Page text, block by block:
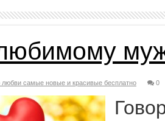
любви самые новые и красивые бесплатно 0